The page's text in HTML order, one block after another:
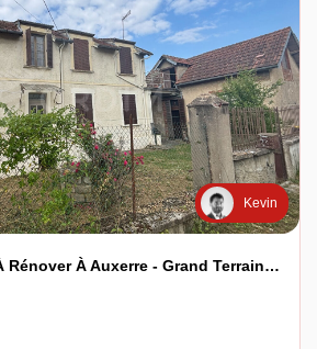
Kevin
Maison Ancienne À Rénover À Auxerre - Grand Terrain Et Double Projet Possible (3 Chambres + Maison D'Amis)